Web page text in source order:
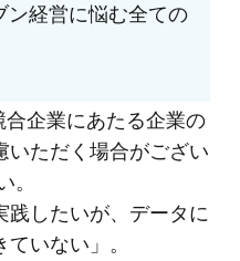
ン経営に悩む全ての
企業にあたる企業の
いただく場合がござい
践したいが、データに
いない」。